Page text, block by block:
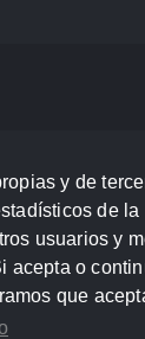
y de
de la
usuarios y
acepta o
que